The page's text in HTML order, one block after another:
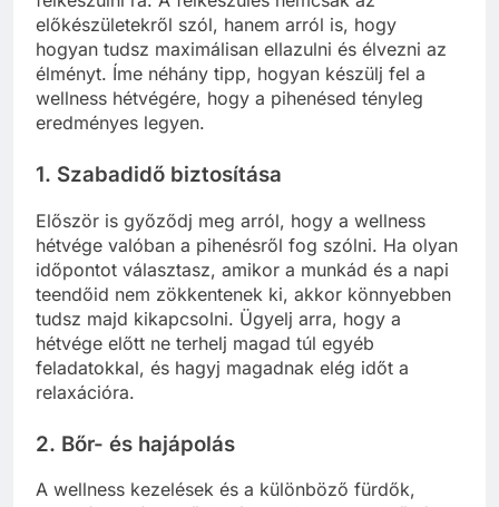
előkészületekről szól, hanem arról is, hogy
hogyan tudsz maximálisan ellazulni és élvezni az
élményt. Íme néhány tipp, hogyan készülj fel a
wellness hétvégére, hogy a pihenésed tényleg
eredményes legyen.
1. Szabadidő biztosítása
Először is győződj meg arról, hogy a wellness
hétvége valóban a pihenésről fog szólni. Ha olyan
időpontot választasz, amikor a munkád és a napi
teendőid nem zökkentenek ki, akkor könnyebben
tudsz majd kikapcsolni. Ügyelj arra, hogy a
hétvége előtt ne terhelj magad túl egyéb
feladatokkal, és hagyj magadnak elég időt a
relaxációra.
2. Bőr- és hajápolás
A wellness kezelések és a különböző fürdők,